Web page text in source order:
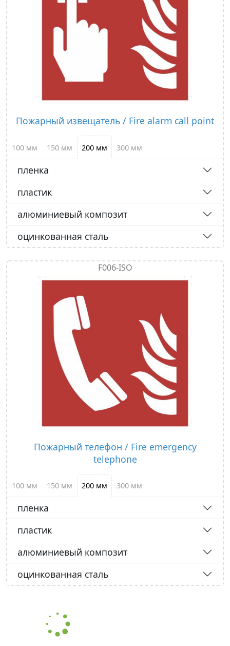
Пожарный извещатель / Fire alarm call point
100 мм 150 мм 200 мм 300 мм
пленка
пластик
алюминиевый композит
оцинкованная сталь
F006-ISO
Пожарный телефон / Fire emergency
telephone
100 мм 150 мм 200 мм 300 мм
пленка
пластик
алюминиевый композит
оцинкованная сталь